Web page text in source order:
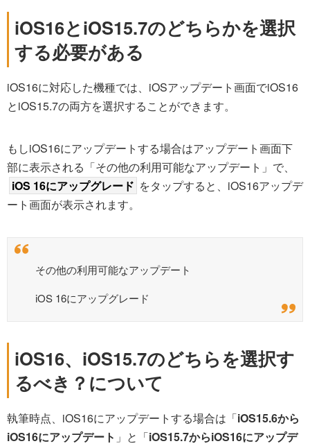
iOS16とiOS15.7のどちらかを選択
する必要がある
iOS16に対応した機種では、iOSアップデート画面でiOS16
とiOS15.7の両方を選択することができます。
もしiOS16にアップデートする場合はアップデート画面下
部に表示される「その他の利用可能なアップデート」で、
iOS 16にアップグレード をタップすると、iOS16アップデ
ート画面が表示されます。
その他の利用可能なアップデート
iOS 16にアップグレード
iOS16、iOS15.7のどちらを選択す
るべき？について
執筆時点、iOS16にアップデートする場合は「iOS15.6から
iOS16にアップデート 」と「iOS15.7からiOS16にアップデ